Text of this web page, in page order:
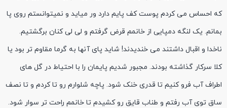
که احساس می کردم پوست کف پایم دارد ور میاید و نمیتوانستم روی پا
بمانم. یک لنگه دمپایی از خانمم قرض گرفتم و لی لی کنان برگشتیم.
ناخدا و اقبال داشتند می خندیدند! شاید پای آنها به گرما مقاوم تر بود یا
کلا سرکار گذاشته بودند. مجبور شدیم پایمان را با احتیاط در گل های
اطراف آب فرو کنیم تا قدری خنک شود. پاچه شلوارم رو تا کردم و تا نصف
ساق توی آب رفتم و طناب قایق رو کشیدم تا خانمم راحت تر سوار شود.